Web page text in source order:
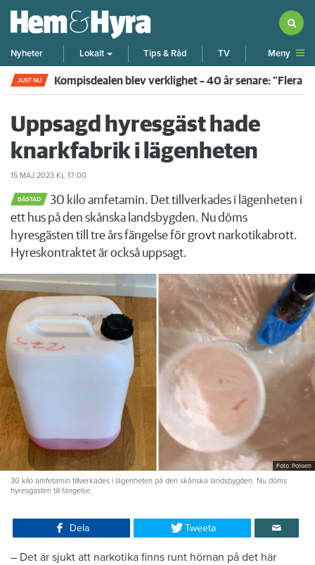
Nyheter Lokalt Tips & Råd TV Meny
JUST NU Kompisdealen blev verklighet – 40 år senare: "Flera
Uppsagd hyresgäst hade
knarkfabrik i lägenheten
15 MAJ 2023 KL 17:00
BÅSTAD
30 kilo amfetamin. Det tillverkades i lägenheten i
ett hus på den skånska landsbygden. Nu döms
hyresgästen till tre års fängelse för grovt narkotikabrott.
Hyreskontraktet är också uppsagt.
Foto: Polisen
30 kilo amfetamin tillverkades i lägenheten på den skånska landsbygden. Nu döms
hyresgästen till fängelse.
Dela Tweeta
– Det är sjukt att narkotika finns runt hörnan på det här